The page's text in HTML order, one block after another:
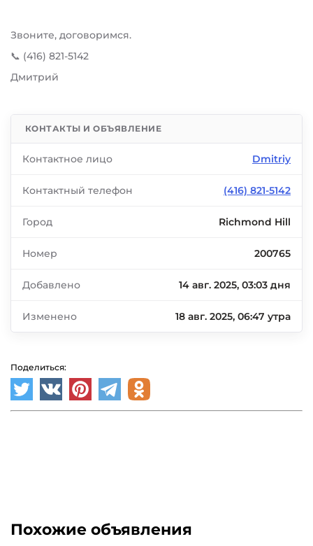
Звоните, договоримся.
📞 (416) 821-5142
Дмитрий
КОНТАКТЫ И ОБЪЯВЛЕНИЕ
Контактное лицо Dmitriy
Контактный телефон (416) 821-5142
Город Richmond Hill
Номер 200765
Добавлено 14 авг. 2025, 03:03 дня
Изменено 18 авг. 2025, 06:47 утра
Поделиться:
Похожие объявления